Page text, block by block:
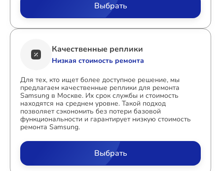
Выбрать
Качественные реплики
Низкая стоимость ремонта
Для тех, кто ищет более доступное решение, мы
предлагаем качественные реплики для ремонта
Samsung в Москве. Их срок службы и стоимость
находятся на среднем уровне. Такой подход
позволяет сэкономить без потери базовой
функциональности и гарантирует низкую стоимость
ремонта Samsung.
Выбрать